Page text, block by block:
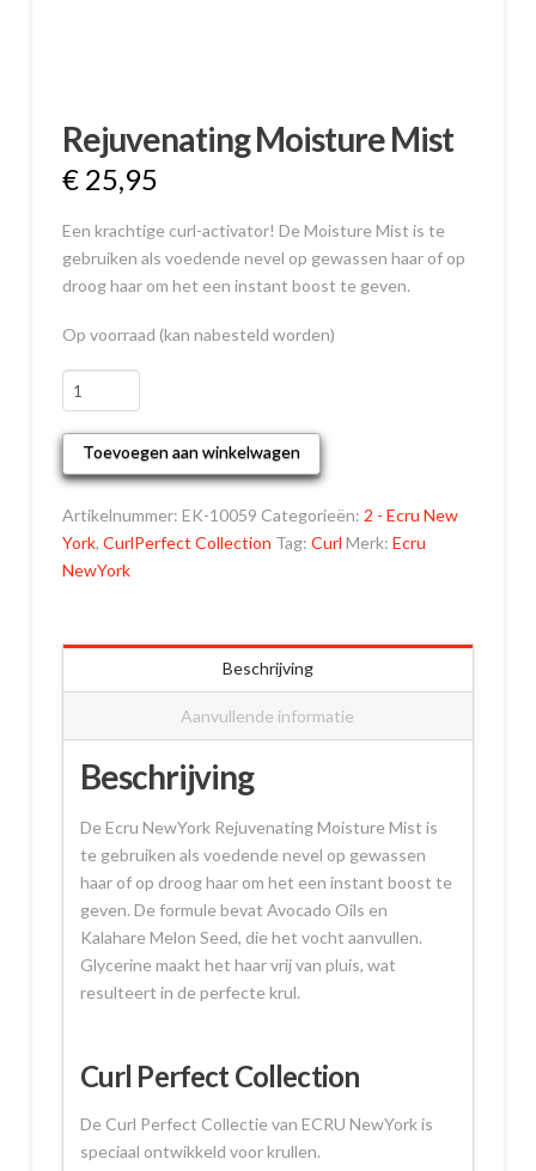
Rejuvenating Moisture Mist
€25,95
Een krachtige curl-activator! De Moisture Mist is te
gebruiken als voedende nevel op gewassen haar of op
droog haar om het een instant boost te geven.
Op voorraad (kan nabesteld worden)
Rejuvenating
Moisture
Mist
aantal
Toevoegen aan winkelwagen
Artikelnummer: EK-10059 Categorieën: 2 - Ecru New
York, CurlPerfect Collection Tag: Curl Merk: Ecru
NewYork
Beschrijving
Aanvullende informatie
Beschrijving
De Ecru NewYork Rejuvenating Moisture Mist is
te gebruiken als voedende nevel op gewassen
haar of op droog haar om het een instant boost te
geven. De formule bevat Avocado Oils en
Kalahare Melon Seed, die het vocht aanvullen.
Glycerine maakt het haar vrij van pluis, wat
resulteert in de perfecte krul.
Curl Perfect Collection
De Curl Perfect Collectie van ECRU NewYork is
speciaal ontwikkeld voor krullen.